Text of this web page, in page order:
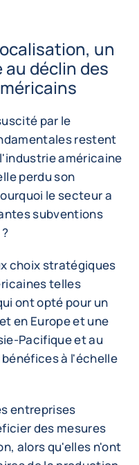
un
déclin des
par le
restent
américaine
perdu son
le secteur a
subventions
choix stratégiques
telles
ont opté pour un
en Europe et une
Pacifique et au
à l'échelle
entreprises
des mesures
alors qu'elles n'ont